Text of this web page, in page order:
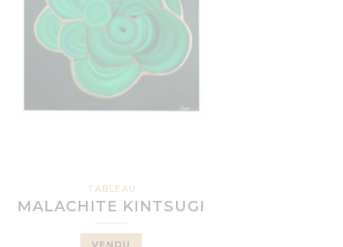
TABLEAU
MALACHITE KINTSUGI
VENDU